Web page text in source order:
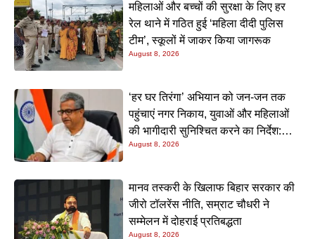
महिलाओं और बच्चों की सुरक्षा के लिए हर
रेल थाने में गठित हुई ‘महिला दीदी पुलिस
टीम’, स्कूलों में जाकर किया जागरूक
August 8, 2026
‘हर घर तिरंगा’ अभियान को जन-जन तक
पहुंचाएं नगर निकाय, युवाओं और महिलाओं
की भागीदारी सुनिश्चित करने का निर्देश:
नीतीश मिश्रा
August 8, 2026
मानव तस्करी के खिलाफ बिहार सरकार की
जीरो टॉलरेंस नीति, सम्राट चौधरी ने
सम्मेलन में दोहराई प्रतिबद्धता
August 8, 2026